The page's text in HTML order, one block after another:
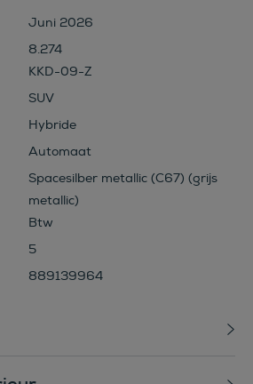
Juni 2026
8.274
KKD-09-Z
SUV
Hybride
Automaat
Spacesilber metallic (C67) (grijs
metallic)
Btw
5
889139964